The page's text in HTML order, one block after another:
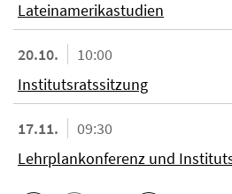
Lateinamerikastudien
20.10.
10:00
Institutsratssitzung
17.11.
09:30
Lehrplankonferenz und